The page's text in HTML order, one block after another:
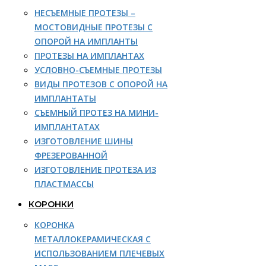
НЕСЪЕМНЫЕ ПРОТЕЗЫ –
МОСТОВИДНЫЕ ПРОТЕЗЫ С
ОПОРОЙ НА ИМПЛАНТЫ
ПРОТЕЗЫ НА ИМПЛАНТАХ
УСЛОВНО-СЪЕМНЫЕ ПРОТЕЗЫ
ВИДЫ ПРОТЕЗОВ С ОПОРОЙ НА
ИМПЛАНТАТЫ
СЪЕМНЫЙ ПРОТЕЗ НА МИНИ-
ИМПЛАНТАТАХ
ИЗГОТОВЛЕНИЕ ШИНЫ
ФРЕЗЕРОВАННОЙ
ИЗГОТОВЛЕНИЕ ПРОТЕЗА ИЗ
ПЛАСТМАССЫ
КОРОНКИ
КОРОНКА
МЕТАЛЛОКЕРАМИЧЕСКАЯ С
ИСПОЛЬЗОВАНИЕМ ПЛЕЧЕВЫХ